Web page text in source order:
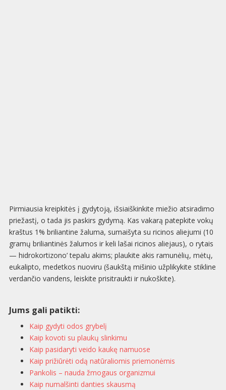
Pirmiausia kreipkitės į gydytoją, išsiaiškinkite miežio atsiradimo
priežastį, o tada jis paskirs gydymą. Kas vakarą patepkite vokų
kraštus 1% briliantine žaluma, sumaišyta su ricinos aliejumi (10
gramų briliantinės žalumos ir keli lašai ricinos aliejaus), o rytais
— hidrokortizono’ tepalu akims; plaukite akis ramunėlių, mėtų,
eukalipto, medetkos nuoviru (šaukštą mišinio užplikykite stikline
verdančio vandens, leiskite prisitraukti ir nukoškite).
Jums gali patikti:
Kaip gydyti odos grybelį
Kaip kovoti su plaukų slinkimu
Kaip pasidaryti veido kaukę namuose
Kaip prižiūrėti odą natūraliomis priemonėmis
Pankolis – nauda žmogaus organizmui
Kaip numalšinti danties skausmą